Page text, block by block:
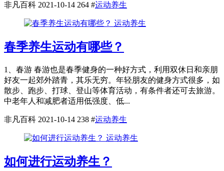
非凡百科 2021-10-14 264 #运动养生
运动养生
春季养生运动有哪些？
1、春游 春游也是春季健身的一种好方式，利用双休日和亲朋
好友一起郊外踏青，其乐无穷。年轻朋友的健身方式很多，如
散步、跑步、打球、登山等体育活动，有条件者还可去旅游。
中老年人和减肥者适用低强度、低...
非凡百科 2021-10-14 238 #运动养生
运动养生
如何进行运动养生？